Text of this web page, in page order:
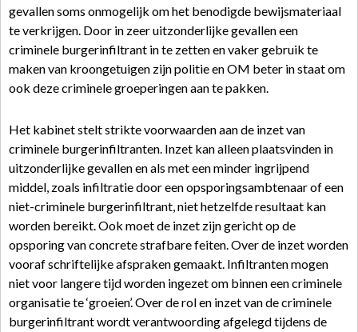
gevallen soms onmogelijk om het benodigde bewijsmateriaal
te verkrijgen. Door in zeer uitzonderlijke gevallen een
criminele burgerinfiltrant in te zetten en vaker gebruik te
maken van kroongetuigen zijn politie en OM beter in staat om
ook deze criminele groeperingen aan te pakken.
Het kabinet stelt strikte voorwaarden aan de inzet van
criminele burgerinfiltranten. Inzet kan alleen plaatsvinden in
uitzonderlijke gevallen en als met een minder ingrijpend
middel, zoals infiltratie door een opsporingsambtenaar of een
niet-criminele burgerinfiltrant, niet hetzelfde resultaat kan
worden bereikt. Ook moet de inzet zijn gericht op de
opsporing van concrete strafbare feiten. Over de inzet worden
vooraf schriftelijke afspraken gemaakt. Infiltranten mogen
niet voor langere tijd worden ingezet om binnen een criminele
organisatie te ‘groeien’. Over de rol en inzet van de criminele
burgerinfiltrant wordt verantwoording afgelegd tijdens de